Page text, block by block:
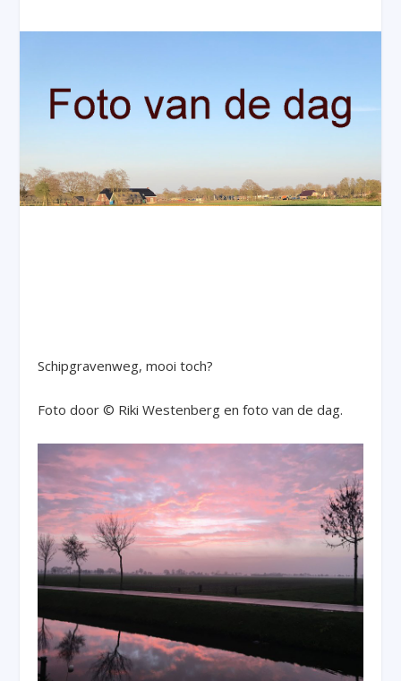
Schipgravenweg, mooi toch?
Foto door © Riki Westenberg en foto van de dag.